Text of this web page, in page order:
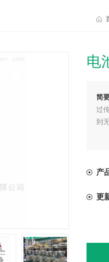
电
简
过
到
产
更